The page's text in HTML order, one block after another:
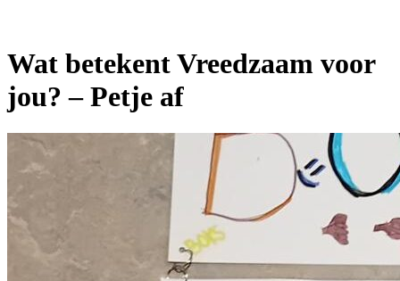
Wat betekent Vreedzaam voor
jou? – Petje af